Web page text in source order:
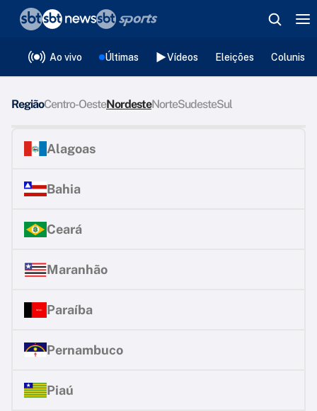
Ao vivo Últimas Vídeos Eleições
RegiãoCentro-OesteNordesteNorteSudesteSul
Alagoas
Bahia
Ceará
Maranhão
Paraíba
Pernambuco
Piaú
❮voltar
Editorias